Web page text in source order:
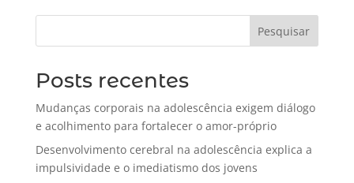
Pesquisar
Posts recentes
Mudanças corporais na adolescência exigem diálogo
e acolhimento para fortalecer o amor-próprio
Desenvolvimento cerebral na adolescência explica a
impulsividade e o imediatismo dos jovens